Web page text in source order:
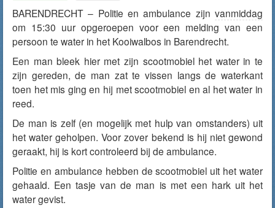
BARENDRECHT – Politie en ambulance zijn vanmiddag
om 15:30 uur opgeroepen voor een melding van een
persoon te water in het Kooiwalbos in Barendrecht.
Een man bleek hier met zijn scootmobiel het water in te
zijn gereden, de man zat te vissen langs de waterkant
toen het mis ging en hij met scootmobiel en al het water in
reed.
De man is zelf (en mogelijk met hulp van omstanders) uit
het water geholpen. Voor zover bekend is hij niet gewond
geraakt, hij is kort controleerd bij de ambulance.
Politie en ambulance hebben de scootmobiel uit het water
gehaald. Een tasje van de man is met een hark uit het
water gevist.